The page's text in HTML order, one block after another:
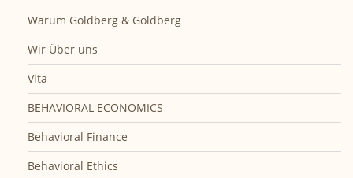
Warum Goldberg & Goldberg
Wir Über uns
Vita
BEHAVIORAL ECONOMICS
Behavioral Finance
Behavioral Ethics